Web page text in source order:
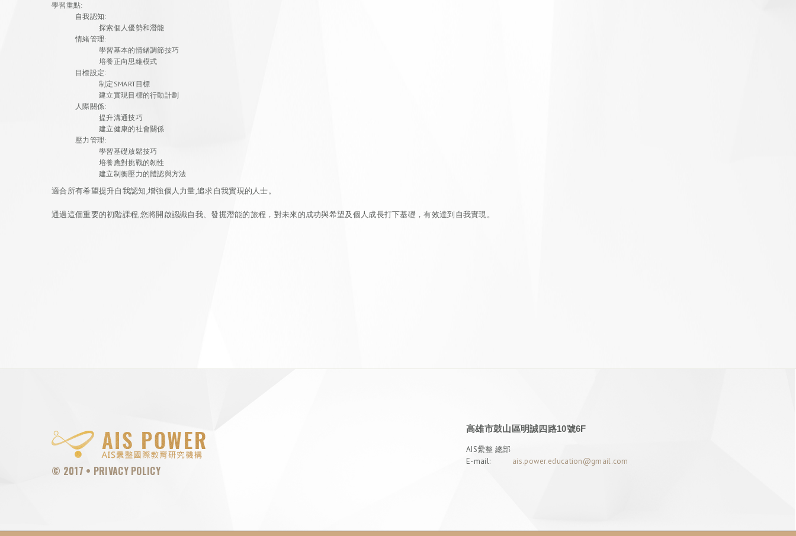
學習重點:
自我認知:
探索個人優勢和潛能
情緒管理:
學習基本的情緒調節技巧
培養正向思維模式
目標設定:
制定SMART目標
建立實現目標的行動計劃
人際關係:
提升溝通技巧
建立健康的社會關係
壓力管理:
學習基礎放鬆技巧
培養應對挑戰的韌性
建立制衡壓力的體認與方法
適合所有希望提升自我認知,增強個人力量,追求自我實現的人士。
通過這個重要的初階課程,您將開啟認識自我、發掘潛能的旅程，對未來的成功與希望及個人成長打下基礎，有效達到自我實現。
高雄市鼓山區明誠四路10號6F
AIS纍整 總部
E-mail:
ais.power.education@gmail.com
© 2017 • PRIVACY POLICY